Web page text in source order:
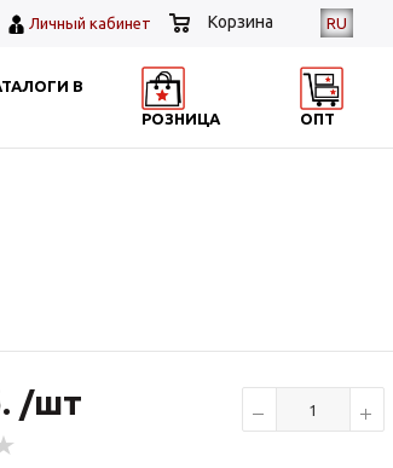
RU
Личный кабинет Корзина
В
РОЗНИЦА ОПТ
/шт